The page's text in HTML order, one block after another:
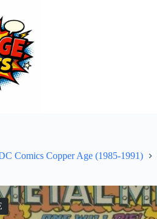
Comics Copper Age (1985-1991)